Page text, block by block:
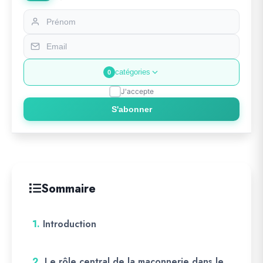
0 catégories
J'accepte
S'abonner
Sommaire
1. Introduction